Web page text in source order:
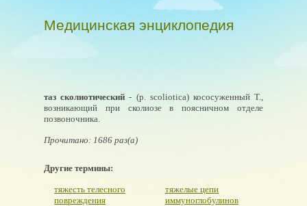
Медицинская энциклопедия
таз сколиотический - (р. scoliotica) кососуженный Т.,
возникающий при сколиозе в поясничном отделе
позвоночника.
Прочитано: 1686 раз(а)
Другие термины:
тяжесть телесного
повреждения
тяжелые цепи
иммуноглобулинов